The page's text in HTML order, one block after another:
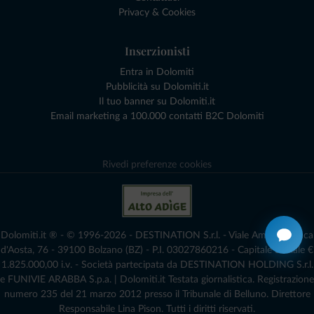
Privacy & Cookies
Inserzionisti
Entra in Dolomiti
Pubblicità su Dolomiti.it
Il tuo banner su Dolomiti.it
Email marketing a 100.000 contatti B2C Dolomiti
Rivedi preferenze cookies
Dolomiti.it ® - © 1996-2026 - DESTINATION S.r.l. - Viale Amedeo Duca
d'Aosta, 76 - 39100 Bolzano (BZ) - P.I. 03027860216 - Capitale Sociale €
1.825.000,00 i.v. - Società partecipata da DESTINATION HOLDING S.r.l.
e FUNIVIE ARABBA S.p.a. | Dolomiti.it Testata giornalistica. Registrazione
numero 235 del 21 marzo 2012 presso il Tribunale di Belluno.­ Direttore
Responsabile Lina Pison. Tutti i diritti riservati.